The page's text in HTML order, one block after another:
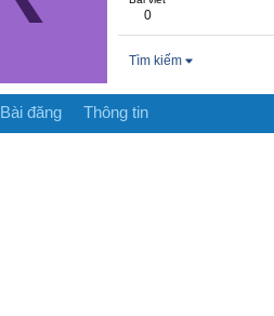
0
Tìm kiếm
Bài đăng Thông tin